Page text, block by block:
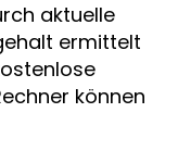
aktuelle
ermittelt
können